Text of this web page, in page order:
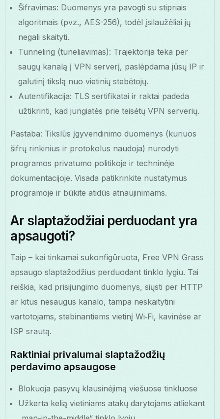
Šifravimas: Duomenys yra pavogti su stipriais
algoritmais (pvz., AES-256), todėl įsilaužėliai jų
negali skaityti.
Tunneling (tuneliavimas): Trajektorija teka per
saugų kanalą į VPN serverį, paslėpdama jūsų IP ir
galutinį tikslą nuo vietinių stebėtojų.
Autentifikacija: TLS sertifikatai ir raktai padeda
užtikrinti, kad jungiatės prie teisėtų VPN serverių.
Pastaba: Tikslūs įgyvendinimo duomenys (kuriuos
šifrų rinkinius ir protokolus naudoja) nurodyti
programos privatumo politikoje ir techninėje
dokumentacijoje. Visada patikrinkite nustatymus
programoje ir būkite atidūs atnaujinimams.
Ar slaptažodžiai perduodant yra
apsaugoti?
Taip – kai tinkamai sukonfigūruota, Free VPN Grass
apsaugo slaptažodžius perduodant tinklo lygiu. Tai
reiškia, kad prisijungimo duomenys, siųsti per HTTP
ar kitus nesaugus kanalo, tampa neskaitytini
vartotojams, stebinantiems vietinį Wi‑Fi, kavinėse ar
ISP srautą.
Raktiniai privalumai slaptažodžių
perdavimo apsaugose
Blokuoja pasyvų klausinėjimą viešuose tinkluose
Užkerta kelią vietiniams atakų darytojams atliekant